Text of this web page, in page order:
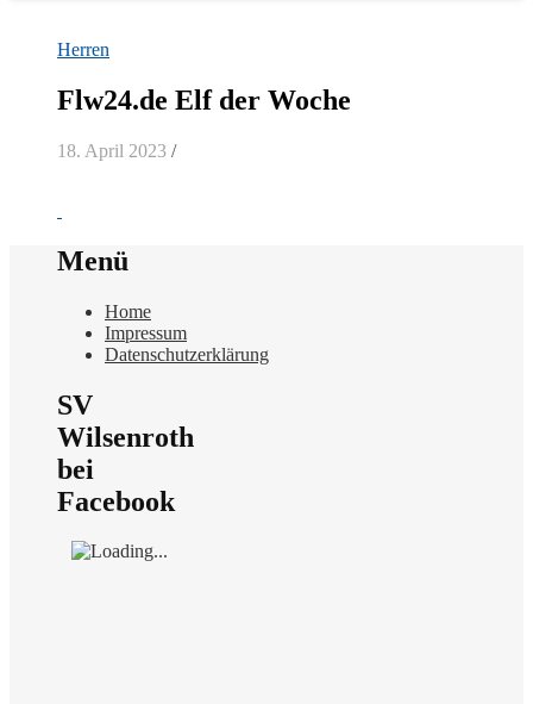
Herren
Flw24.de Elf der Woche
18. April 2023 /
Menü
Home
Impressum
Datenschutzerklärung
SV
Wilsenroth
bei
Facebook